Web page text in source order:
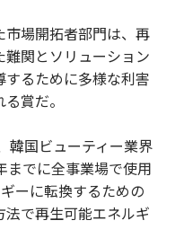
場開拓者部門は、再
関とソリューション
るために多様な利害
賞だ。
韓国ビューティー業界
までに全事業場で使用
ーに転換するための
で再生可能エネルギ